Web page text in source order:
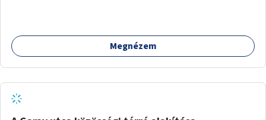
Megnézem